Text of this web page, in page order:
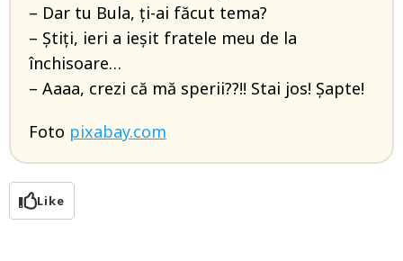
– Dar tu Bula, ți-ai făcut tema?
– Știți, ieri a ieșit fratele meu de la
închisoare…
– Aaaa, crezi că mă sperii??!! Stai jos! Șapte!
Foto pixabay.com
Like